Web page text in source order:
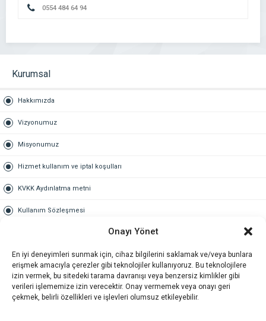
Onayı Yönet
En iyi deneyimleri sunmak için, cihaz bilgilerini saklamak ve/veya bunlara
erişmek amacıyla çerezler gibi teknolojiler kullanıyoruz. Bu teknolojilere
izin vermek, bu sitedeki tarama davranışı veya benzersiz kimlikler gibi
verileri işlememize izin verecektir. Onay vermemek veya onayı geri
çekmek, belirli özellikleri ve işlevleri olumsuz etkileyebilir.
0554 484 64 94
Kurumsal
Hakkımızda
Vizyonumuz
Misyonumuz
Hizmet kullanım ve iptal koşulları
KVKK Aydınlatma metni
Kullanım Sözleşmesi
Gold üyelik nedir
Kariyer